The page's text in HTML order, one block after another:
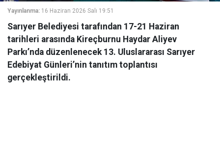
Yayınlanma: 16 Haziran 2026 Salı 19:51
Sarıyer Belediyesi tarafından 17-21 Haziran
tarihleri arasında Kireçburnu Haydar Aliyev
Parkı’nda düzenlenecek 13. Uluslararası Sarıyer
Edebiyat Günleri’nin tanıtım toplantısı
gerçekleştirildi.